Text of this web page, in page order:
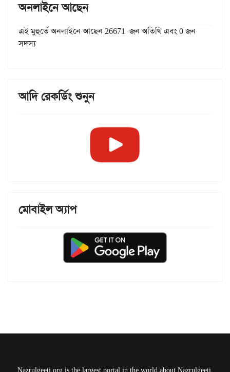
অনলাইনে আছেন
এই মুহুর্তে অনলাইনে আছেন 26671 জন অতিথি এবং 0 জন
সদস্য
আদি রেকর্ডিং শুনুন
মোবাইল অ্যাপ
Nazrulgeeti.org is the largest portal in the world about Nazrulgeeti.